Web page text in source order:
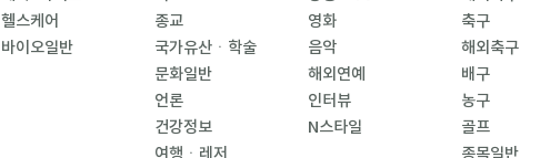
헬스케어
바이오일반
종교
국가유산ㆍ학술
문화일반
언론
건강정보
여행ㆍ레저
영화
음악
해외연예
인터뷰
N스타일
축구
해외축구
배구
농구
골프
종목일반